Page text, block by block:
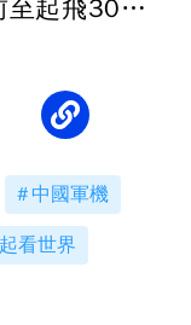
起飛30分鐘
中國軍機
看世界